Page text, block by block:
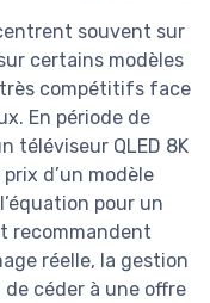
souvent sur
certains modèles
très compétitifs face
En période de
téléviseur QLED 8K
d’un modèle
pour un
recommandent
réelle, la gestion
de céder à une offre